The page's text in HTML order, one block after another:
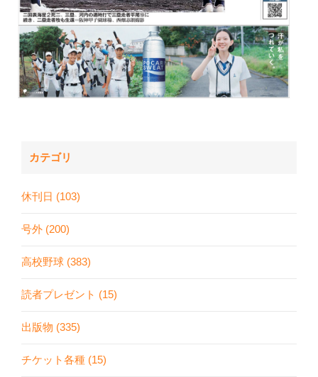
カテゴリ
休刊日 (103)
号外 (200)
高校野球 (383)
読者プレゼント (15)
出版物 (335)
チケット各種 (15)